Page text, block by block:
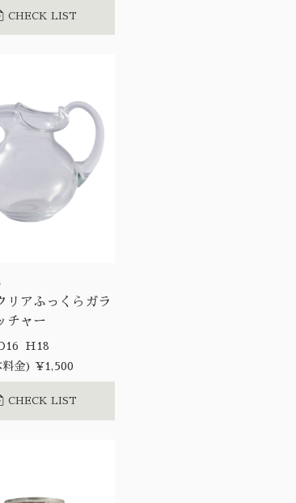
CHECK LIST
アふっくらガラ
チャー
W19.5 D16 H18
料金) ¥1,500
CHECK LIST